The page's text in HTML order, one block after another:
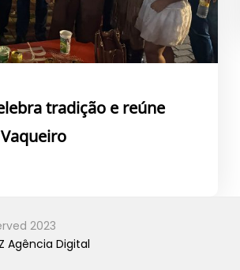
tradição e reúne
2023
Agência Digital